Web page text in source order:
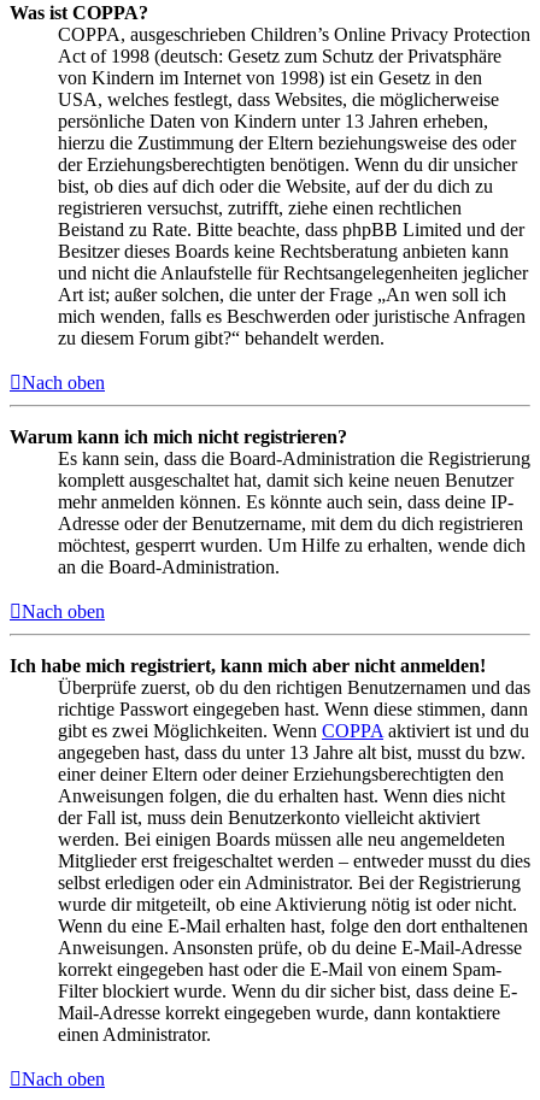
Was ist COPPA?
COPPA, ausgeschrieben Children’s Online Privacy Protection
Act of 1998 (deutsch: Gesetz zum Schutz der Privatsphäre
von Kindern im Internet von 1998) ist ein Gesetz in den
USA, welches festlegt, dass Websites, die möglicherweise
persönliche Daten von Kindern unter 13 Jahren erheben,
hierzu die Zustimmung der Eltern beziehungsweise des oder
der Erziehungsberechtigten benötigen. Wenn du dir unsicher
bist, ob dies auf dich oder die Website, auf der du dich zu
registrieren versuchst, zutrifft, ziehe einen rechtlichen
Beistand zu Rate. Bitte beachte, dass phpBB Limited und der
Besitzer dieses Boards keine Rechtsberatung anbieten kann
und nicht die Anlaufstelle für Rechtsangelegenheiten jeglicher
Art ist; außer solchen, die unter der Frage „An wen soll ich
mich wenden, falls es Beschwerden oder juristische Anfragen
zu diesem Forum gibt?“ behandelt werden.
Nach oben
Warum kann ich mich nicht registrieren?
Es kann sein, dass die Board-Administration die Registrierung
komplett ausgeschaltet hat, damit sich keine neuen Benutzer
mehr anmelden können. Es könnte auch sein, dass deine IP-
Adresse oder der Benutzername, mit dem du dich registrieren
möchtest, gesperrt wurden. Um Hilfe zu erhalten, wende dich
an die Board-Administration.
Nach oben
Ich habe mich registriert, kann mich aber nicht anmelden!
Überprüfe zuerst, ob du den richtigen Benutzernamen und das
richtige Passwort eingegeben hast. Wenn diese stimmen, dann
gibt es zwei Möglichkeiten. Wenn COPPA aktiviert ist und du
angegeben hast, dass du unter 13 Jahre alt bist, musst du bzw.
einer deiner Eltern oder deiner Erziehungsberechtigten den
Anweisungen folgen, die du erhalten hast. Wenn dies nicht
der Fall ist, muss dein Benutzerkonto vielleicht aktiviert
werden. Bei einigen Boards müssen alle neu angemeldeten
Mitglieder erst freigeschaltet werden – entweder musst du dies
selbst erledigen oder ein Administrator. Bei der Registrierung
wurde dir mitgeteilt, ob eine Aktivierung nötig ist oder nicht.
Wenn du eine E-Mail erhalten hast, folge den dort enthaltenen
Anweisungen. Ansonsten prüfe, ob du deine E-Mail-Adresse
korrekt eingegeben hast oder die E-Mail von einem Spam-
Filter blockiert wurde. Wenn du dir sicher bist, dass deine E-
Mail-Adresse korrekt eingegeben wurde, dann kontaktiere
einen Administrator.
Nach oben